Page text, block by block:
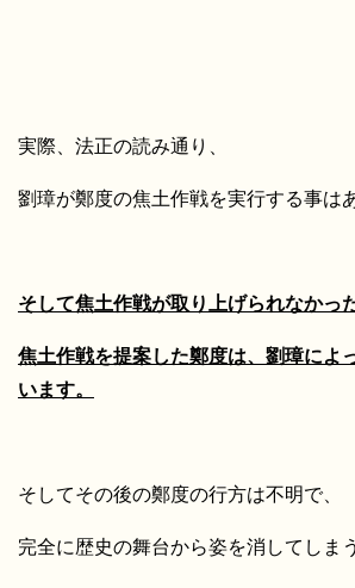
実際、法正の読み通り、
劉璋が鄭度の焦土作戦を実行する事は
そして焦土作戦が取り上げられなかっ
焦土作戦を提案した鄭度は、劉璋によ
います。
そしてその後の鄭度の行方は不明で、
完全に歴史の舞台から姿を消してしま